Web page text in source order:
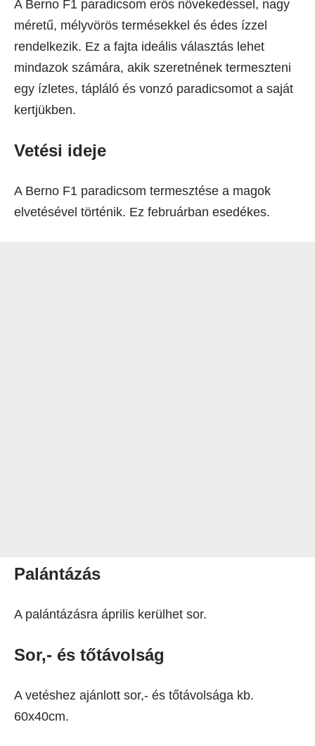
A Berno F1 paradicsom erős növekedéssel, nagy
méretű, mélyvörös termésekkel és édes ízzel
rendelkezik. Ez a fajta ideális választás lehet
mindazok számára, akik szeretnének termeszteni
egy ízletes, tápláló és vonzó paradicsomot a saját
kertjükben.
Vetési ideje
A Berno F1 paradicsom termesztése a magok
elvetésével történik. Ez februárban esedékes.
Palántázás
A palántázásra április kerülhet sor.
Sor,- és tőtávolság
A vetéshez ajánlott sor,- és tőtávolsága kb.
60x40cm.